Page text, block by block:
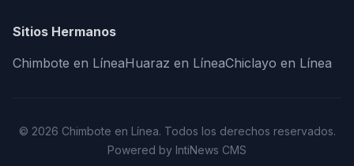
Sitios Hermanos
Chimbote en LíneaHuaraz en LíneaChiclayo en Línea
© 2026 Chimbote en Línea. Todos los derechos reservados.
Powered by IntiNews CMS